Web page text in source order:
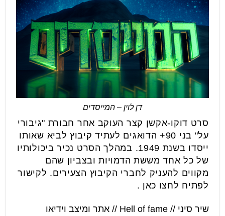
דן לוין – המייסדים
סרט דוקו-אקשן קצר העוקב אחר חבורת "גיבורי
על" בני 90+ הדואגים לעתיד קיבוץ לביא שאותו
ייסדו בשנת 1949. במהלך הסרט נכיר ביכולותיו
של כל אחד מששת הדמויות ובצביון שהם
מקווים להעניק לחברי הקיבוץ הצעירים. לקישור
לפתיח לחצו כאן .
שיר סיני // Hell of fame // אתר ומיצב וידיאו